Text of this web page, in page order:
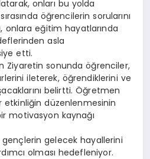
onları bu yolda
öğrencilerin sorularını
onlara eğitim hayatlarında
asla
etti.
Ziyaretin sonunda öğrenciler,
ileterek, öğrendiklerini ve
belirtti. Öğretmen
etkinliğin düzenlenmesinin
motivasyon kaynağı
gençlerin gelecek hayallerini
olması hedefleniyor.